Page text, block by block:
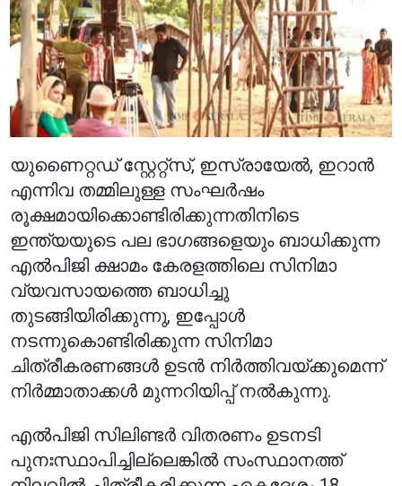
യുണൈറ്റഡ് സ്റ്റേറ്റ്സ്, ഇസ്രായേൽ, ഇറാൻ
എന്നിവ തമ്മിലുള്ള സംഘർഷം
രൂക്ഷമായിക്കൊണ്ടിരിക്കുന്നതിനിടെ
ഇന്ത്യയുടെ പല ഭാഗങ്ങളെയും ബാധിക്കുന്ന
എൽപിജി ക്ഷാമം കേരളത്തിലെ സിനിമാ
വ്യവസായത്തെ ബാധിച്ചു
തുടങ്ങിയിരിക്കുന്നു, ഇപ്പോൾ
നടന്നുകൊണ്ടിരിക്കുന്ന സിനിമാ
ചിത്രീകരണങ്ങൾ ഉടൻ നിർത്തിവയ്ക്കുമെന്ന്
നിർമ്മാതാക്കൾ മുന്നറിയിപ്പ് നൽകുന്നു.
എൽപിജി സിലിണ്ടർ വിതരണം ഉടനടി
പുനഃസ്ഥാപിച്ചില്ലെങ്കിൽ സംസ്ഥാനത്ത്